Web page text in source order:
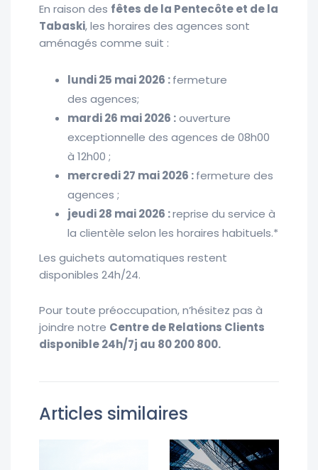
En raison des fêtes de la Pentecôte et de la
Tabaski,les horaires des agences sont
aménagés comme suit : ​
lundi 25 mai 2026 :fermeture
des agences;
mardi 26 mai 2026 :ouverture
exceptionnelle des agences de 08h00
à 12h00 ;
mercredi 27 mai 2026 :fermeture des
agences ;
jeudi 28 mai 2026 :reprise du service à
la clientèle selon les horaires habituels.*
Les guichets automatiques restent
disponibles 24h/24.
Pour toute préoccupation, n’hésitez pas à
joindre notre Centre de Relations Clients
disponible24h/7j au 80 200 800.
Articles similaires